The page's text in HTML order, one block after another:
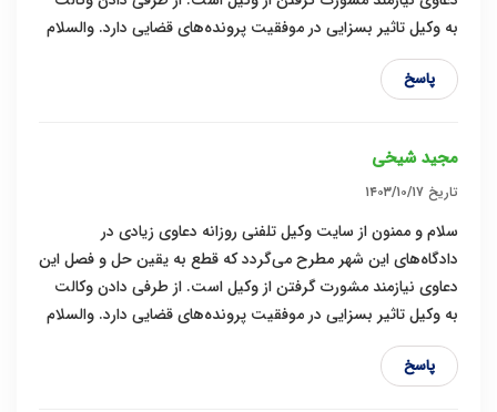
به وکیل تاثیر بسزایی در موفقیت پرونده‌های قضایی دارد. والسلام
پاسخ
مجید شیخی
تاریخ ۱۴۰۳/۱۰/۱۷
سلام و ممنون از سایت وکیل تلفنی روزانه دعاوی زیادی در
دادگاه‌های این شهر مطرح می‌گردد که قطع به یقین حل و فصل این
دعاوی نیازمند مشورت گرفتن از وکیل است. از طرفی دادن وکالت
به وکیل تاثیر بسزایی در موفقیت پرونده‌های قضایی دارد. والسلام
پاسخ